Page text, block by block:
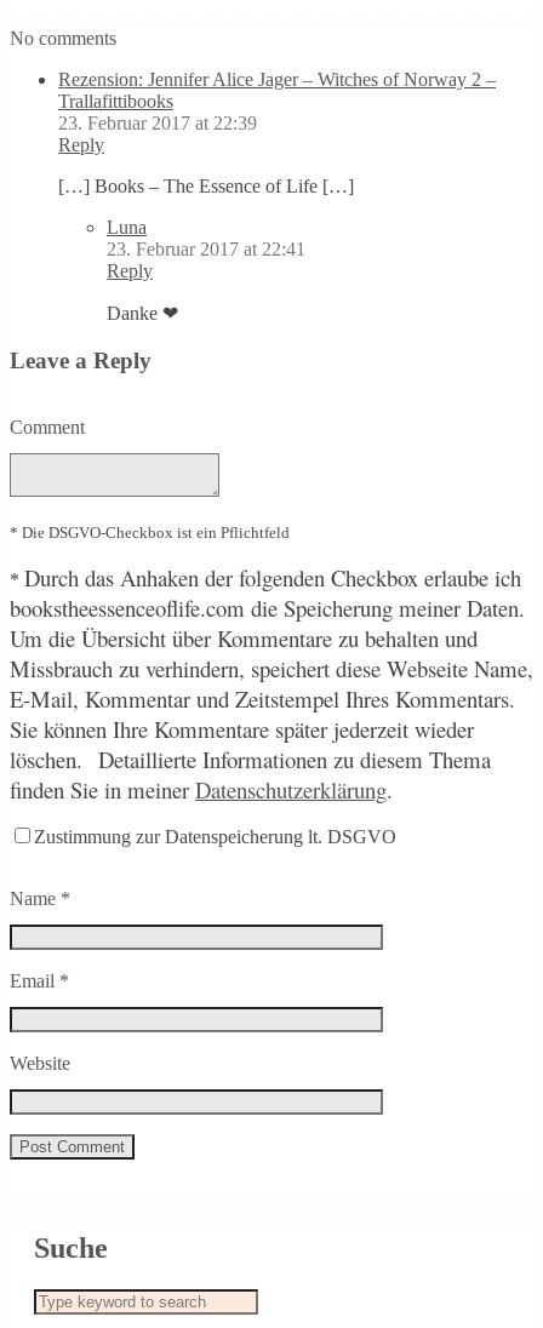
No comments
Rezension: Jennifer Alice Jager – Witches of Norway 2 –
Trallafittibooks
23. Februar 2017 at 22:39
Reply
[…] Books – The Essence of Life […]
Luna
23. Februar 2017 at 22:41
Reply
Danke ❤
Leave a Reply
Comment
* Die DSGVO-Checkbox ist ein Pflichtfeld
* Durch das Anhaken der folgenden Checkbox erlaube ich
bookstheessenceoflife.com die Speicherung meiner Daten.
Um die Übersicht über Kommentare zu behalten und
Missbrauch zu verhindern, speichert diese Webseite Name,
E-Mail, Kommentar und Zeitstempel Ihres Kommentars.
Sie können Ihre Kommentare später jederzeit wieder
löschen. Detaillierte Informationen zu diesem Thema
finden Sie in meiner Datenschutzerklärung.
Zustimmung zur Datenspeicherung lt. DSGVO
Name *
Email *
Website
Suche